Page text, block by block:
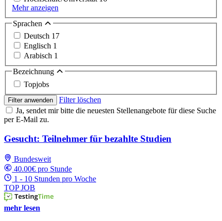
Mehr anzeigen
Sprachen
Deutsch 17
Englisch 1
Arabisch 1
Bezeichnung
Topjobs
Filter anwenden
Filter löschen
Ja, sendet mir bitte die neuesten Stellenangebote für diese Suche
per E-Mail zu.
Gesucht: Teilnehmer für bezahlte Studien
Bundesweit
40.00€ pro Stunde
1 - 10 Stunden pro Woche
TOP JOB
mehr lesen